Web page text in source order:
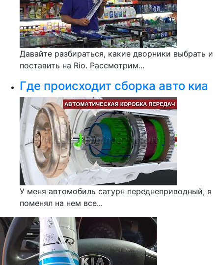
Давайте разбираться, какие дворники выбрать и
поставить на Rio. Рассмотрим...
Где происходит сборка авто киа
У меня автомобиль сатурн переднеприводный, я
поменял на нем все...